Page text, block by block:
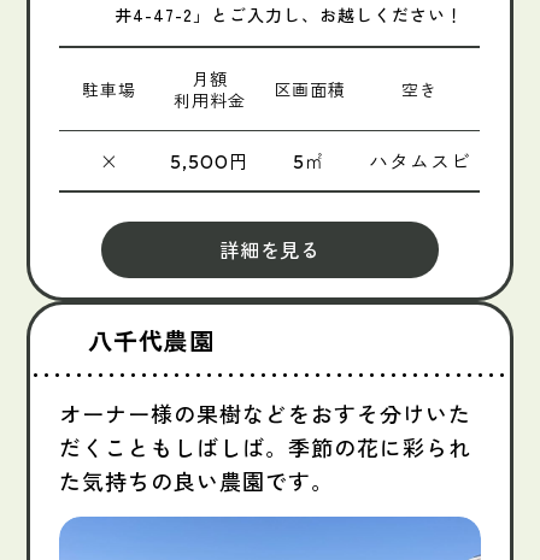
井4-47-2」とご入力し、お越しください！
駐車場
月額
利用料金
区画面積 空き
× 5,500円 5㎡ ハタムスビ
詳細を見る
八千代農園
オーナー様の果樹などをおすそ分けいた
だくこともしばしば。季節の花に彩られ
た気持ちの良い農園です。